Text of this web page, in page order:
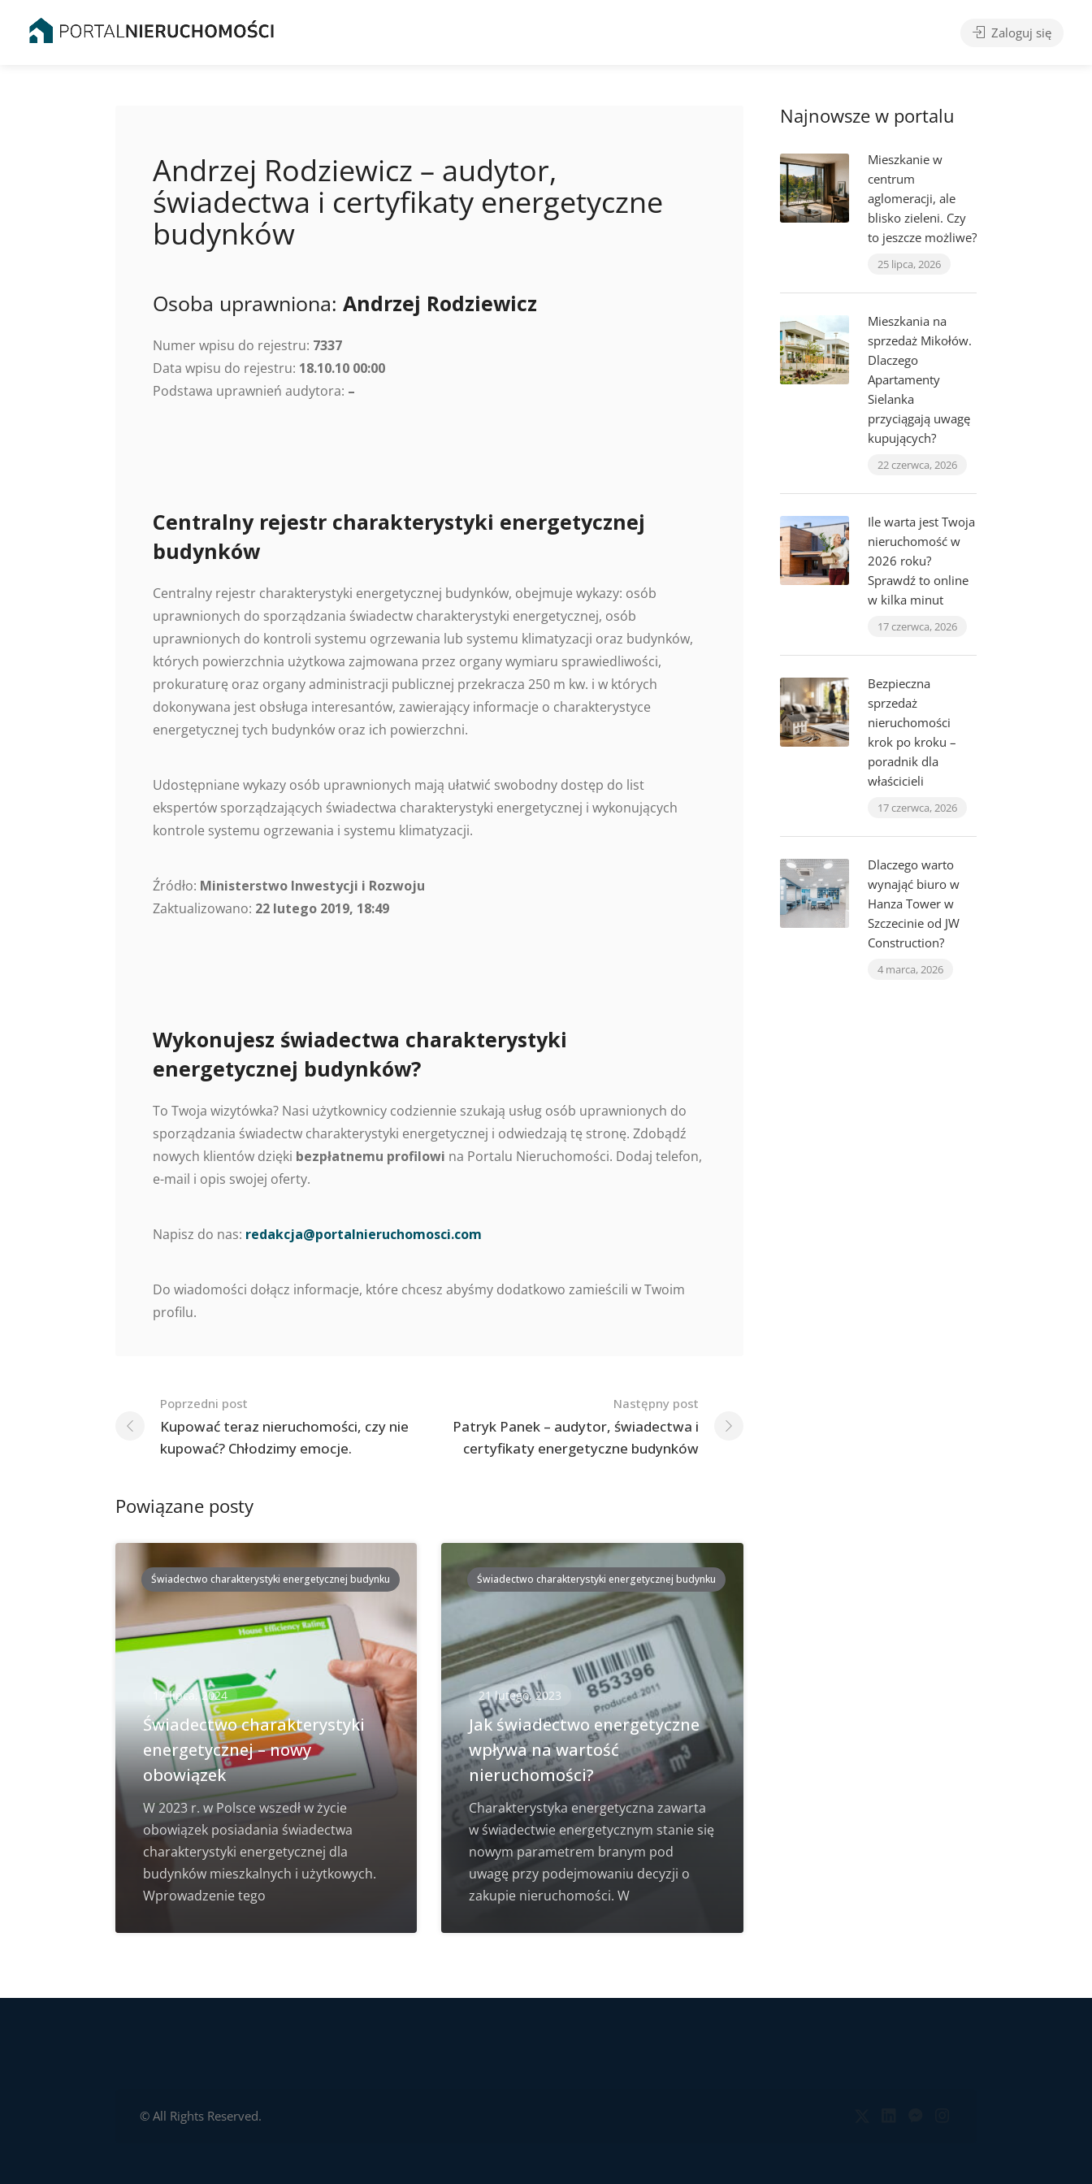
Zaloguj się
Andrzej Rodziewicz – audytor,
świadectwa i certyfikaty energetyczne
budynków
Osoba uprawniona: Andrzej Rodziewicz
Numer wpisu do rejestru: 7337
Data wpisu do rejestru: 18.10.10 00:00
Podstawa uprawnień audytora: –
Centralny rejestr charakterystyki energetycznej
budynków
Centralny rejestr charakterystyki energetycznej budynków, obejmuje wykazy: osób
uprawnionych do sporządzania świadectw charakterystyki energetycznej, osób
uprawnionych do kontroli systemu ogrzewania lub systemu klimatyzacji oraz budynków,
których powierzchnia użytkowa zajmowana przez organy wymiaru sprawiedliwości,
prokuraturę oraz organy administracji publicznej przekracza 250 m kw. i w których
dokonywana jest obsługa interesantów, zawierający informacje o charakterystyce
energetycznej tych budynków oraz ich powierzchni.
Udostępniane wykazy osób uprawnionych mają ułatwić swobodny dostęp do list
ekspertów sporządzających świadectwa charakterystyki energetycznej i wykonujących
kontrole systemu ogrzewania i systemu klimatyzacji.
Źródło: Ministerstwo Inwestycji i Rozwoju
Zaktualizowano: 22 lutego 2019, 18:49
Wykonujesz świadectwa charakterystyki
energetycznej budynków?
To Twoja wizytówka? Nasi użytkownicy codziennie szukają usług osób uprawnionych do
sporządzania świadectw charakterystyki energetycznej i odwiedzają tę stronę. Zdobądź
nowych klientów dzięki bezpłatnemu profilowi na Portalu Nieruchomości. Dodaj telefon,
e-mail i opis swojej oferty.
Napisz do nas: redakcja@portalnieruchomosci.com
Do wiadomości dołącz informacje, które chcesz abyśmy dodatkowo zamieścili w Twoim
profilu.
Nawigacja
po
postach
Poprzedni post
Kupować teraz nieruchomości, czy nie
kupować? Chłodzimy emocje.
Następny post
Patryk Panek – audytor, świadectwa i
certyfikaty energetyczne budynków
Powiązane posty
Świadectwo charakterystyki energetycznej budynku
12 lipca, 2024
Świadectwo charakterystyki
energetycznej – nowy
obowiązek
W 2023 r. w Polsce wszedł w życie
obowiązek posiadania świadectwa
charakterystyki energetycznej dla
budynków mieszkalnych i użytkowych.
Wprowadzenie tego
Świadectwo charakterystyki energetycznej budynku
21 lutego, 2023
Jak świadectwo energetyczne
wpływa na wartość
nieruchomości?
Charakterystyka energetyczna zawarta
w świadectwie energetycznym stanie się
nowym parametrem branym pod
uwagę przy podejmowaniu decyzji o
zakupie nieruchomości. W
Najnowsze w portalu
Mieszkanie w
centrum
aglomeracji, ale
blisko zieleni. Czy
to jeszcze możliwe?
25 lipca, 2026
Mieszkania na
sprzedaż Mikołów.
Dlaczego
Apartamenty
Sielanka
przyciągają uwagę
kupujących?
22 czerwca, 2026
Ile warta jest Twoja
nieruchomość w
2026 roku?
Sprawdź to online
w kilka minut
17 czerwca, 2026
Bezpieczna
sprzedaż
nieruchomości
krok po kroku –
poradnik dla
właścicieli
17 czerwca, 2026
Dlaczego warto
wynająć biuro w
Hanza Tower w
Szczecinie od JW
Construction?
4 marca, 2026
© All Rights Reserved.